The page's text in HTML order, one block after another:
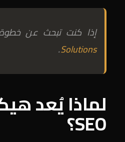
إذا كنت تبحث عن
Solutions
.
لماذا يُعد
SEO؟